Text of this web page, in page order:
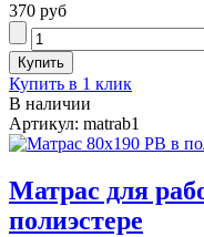
370 руб
Купить в 1 клик
В наличии
Артикул: matrab1
Матрас для
полиэстере